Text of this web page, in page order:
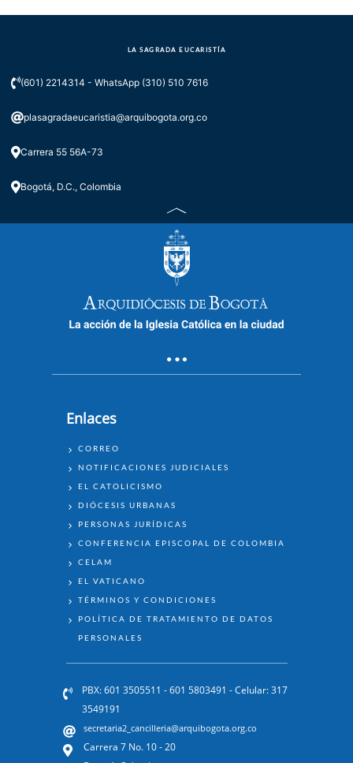
LA SAGRADA EUCARISTÍA
(601) 2214314 - WhatsApp (310) 510 7616
plasagradaeucaristia@arquibogota.org.co
Carrera 55 56A-73
Bogotá, D.C., Colombia
Enlaces
ENLACES
CORREO
NOTIFICACIONES JUDICIALES
EL CATOLICISMO
DIÓCESIS URBANAS
PERSONAS JURÍDICAS
CONFERENCIA EPISCOPAL DE COLOMBIA
CELAM
EL VATICANO
TÉRMINOS Y CONDICIONES
POLÍTICA DE TRATAMIENTO DE DATOS
PERSONALES
PBX: 601 3505511 - 601 5803491 - Celular: 317
3549191
secretaria2_cancilleria@arquibogota.org.co
Carrera 7 No. 10 - 20